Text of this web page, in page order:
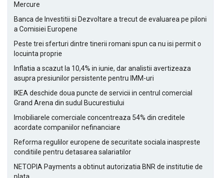
Mercure
Banca de Investitii si Dezvoltare a trecut de evaluarea pe piloni
a Comisiei Europene
Peste trei sferturi dintre tinerii romani spun ca nu isi permit o
locuinta proprie
Inflatia a scazut la 10,4% in iunie, dar analistii avertizeaza
asupra presiunilor persistente pentru IMM-uri
IKEA deschide doua puncte de servicii in centrul comercial
Grand Arena din sudul Bucurestiului
Imobiliarele comerciale concentreaza 54% din creditele
acordate companiilor nefinanciare
Reforma regulilor europene de securitate sociala inaspreste
conditiile pentru detasarea salariatilor
NETOPIA Payments a obtinut autorizatia BNR de institutie de